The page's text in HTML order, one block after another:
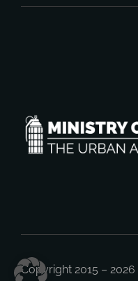
Copyright 2015 – 2026